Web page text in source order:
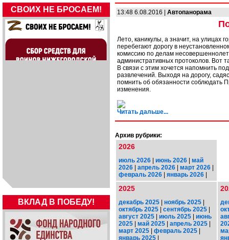
СВОИХ НЕ БРОСАЕМ!
ВКЛАД В ПОБЕДУ!
13:48 6.08.2016 | Автопанорама
Лето, каникулы, а значит, на улицах
перебегают дорогу в
комиссию по делам
административных протоколов. Вот
В связи с этим хочется напомнить
развлечений. Выходя на дорогу,
помнить об обязанности соблюдать
изменения.
Читать дальше...
Архив рубрики:
2026
июль 2026 | июнь 2026 | май
2026 | апрель 2026 | март 2026 |
февраль 2026 | январь 2026 |
2025
декабрь 2025 | ноябрь 2025 |
октябрь 2025 | сентябрь 2025 |
август 2025 | июль 2025 | июнь
2025 | май 2025 | апрель 2025 |
март 2025 | февраль 2025 |
январь 2025 |